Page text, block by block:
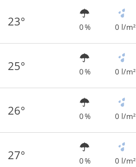
23° 0 % 0 l/m²
25° 0 % 0 l/m²
26° 0 % 0 l/m²
27° 0 % 0 l/m²